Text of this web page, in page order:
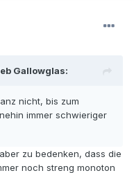
Gallowglas:
nicht, bis zum
immer schwieriger
zu bedenken, dass die
noch streng monoton